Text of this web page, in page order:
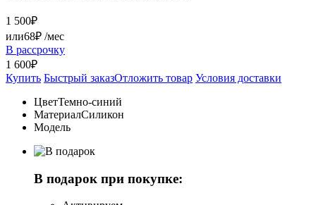
1 500₽
или68₽ /мес
В рассрочку
1 600₽
Купить Быстрый заказОтложить товар Условия доставки
ЦветТемно-синий
МатериалСиликон
Модель
В подарок при покупке: